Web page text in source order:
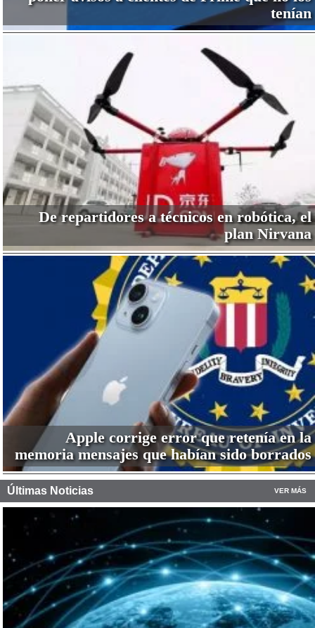
tenían
De repartidores a técnicos en robótica, el
plan Nirvana
Apple corrige error que retenía en la
memoria mensajes que habían sido borrados
Últimas Noticias VER MÁS